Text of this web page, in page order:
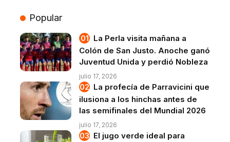
Popular
La Perla visita mañana a
Colón de San Justo. Anoche ganó
Juventud Unida y perdió Nobleza
julio 17, 2026
La profecía de Parravicini que
ilusiona a los hinchas antes de
las semifinales del Mundial 2026
julio 17, 2026
El jugo verde ideal para